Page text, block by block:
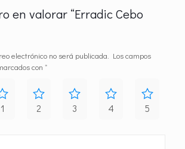
en valorar “Erradic Cebo
electrónico no será publicada.
Los campos
con *
1 2 3 4 5